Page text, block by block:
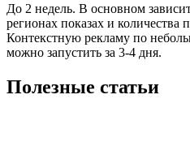
До 2 недель. В основном
регионах показах и количества
Контекстную рекламу по
можно запустить за 3-4 дня.
Полезные статьи